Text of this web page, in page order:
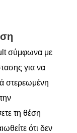
σύμφωνα με
για να
στερεωμένη
τη θέση
ότι δεν